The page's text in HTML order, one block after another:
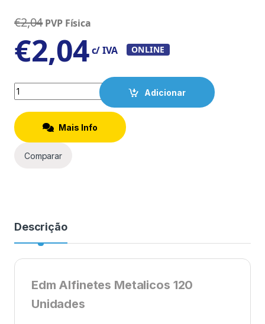
€2,04 PVP Física
€2,04c/ IVA ONLINE
Quantity
Adicionar
Mais Info
Comparar
Descrição
Edm Alfinetes Metalicos 120
Unidades